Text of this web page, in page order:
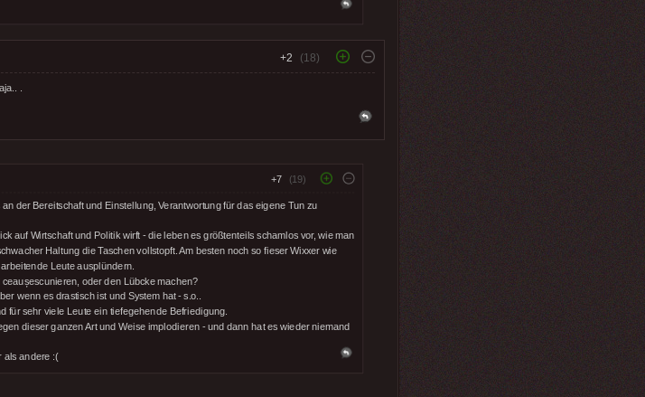
+2 (18)
.
+7 (19)
der Bereitschaft und Einstellung, Verantwortung für das eigene Tun zu
auf Wirtschaft und Politik wirft - die leben es größtenteils schamlos vor, wie man
Haltung die Taschen vollstopft. Am besten noch so fieser Wixxer wie
Leute ausplündern.
oder den Lübcke machen?
wenn es drastisch ist und System hat - s.o..
für sehr viele Leute ein tiefegehende Befriedigung.
dieser ganzen Art und Weise implodieren - und dann hat es wieder niemand
als andere :(